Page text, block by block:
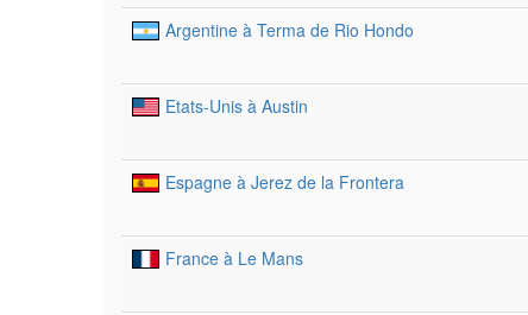
Argentine à Terma de Rio Hondo
Etats-Unis à Austin
Espagne à Jerez de la Frontera
France à Le Mans